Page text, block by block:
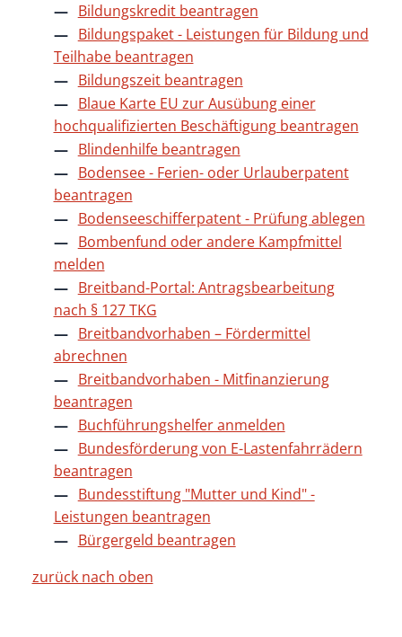
Bildungskredit beantragen
Bildungspaket - Leistungen für Bildung und
Teilhabe beantragen
Bildungszeit beantragen
Blaue Karte EU zur Ausübung einer
hochqualifizierten Beschäftigung beantragen
Blindenhilfe beantragen
Bodensee - Ferien- oder Urlauberpatent
beantragen
Bodenseeschifferpatent - Prüfung ablegen
Bombenfund oder andere Kampfmittel
melden
Breitband-Portal: Antragsbearbeitung
nach § 127 TKG
Breitbandvorhaben – Fördermittel
abrechnen
Breitbandvorhaben - Mitfinanzierung
beantragen
Buchführungshelfer anmelden
Bundesförderung von E-Lastenfahrrädern
beantragen
Bundesstiftung "Mutter und Kind" -
Leistungen beantragen
Bürgergeld beantragen
zurück nach oben